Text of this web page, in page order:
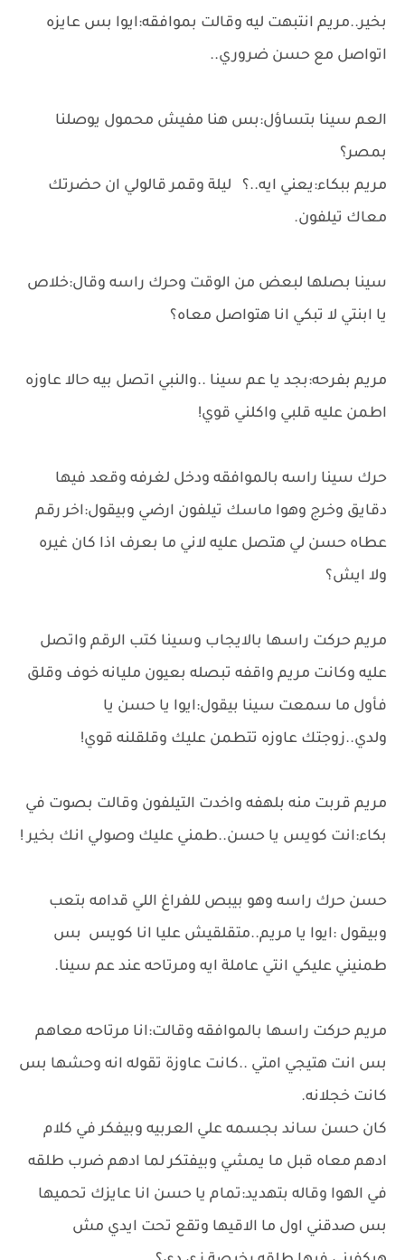
بخير..مريم انتبهت ليه وقالت بموافقه:ايوا بس عايزه
اتواصل مع حسن ضروري..
العم سينا بتساؤل:بس هنا مفيش محمول يوصلنا
بمصر؟
مريم ببكاء:يعني ايه..؟ ليلة وقمر قالولي ان حضرتك
معاك تيلفون.
سينا بصلها لبعض من الوقت وحرك راسه وقال:خلاص
يا ابنتي لا تبكي انا هتواصل معاه؟
مريم بفرحه:بجد يا عم سينا ..والنبي اتصل بيه حالا عاوزه
اطمن عليه قلبي واكلني قوي!
حرك سينا راسه بالموافقه ودخل لغرفه وقعد فيها
دقايق وخرج وهوا ماسك تيلفون ارضي وبيقول:اخر رقم
عطاه حسن لي هتصل عليه لاني ما بعرف اذا كان غيره
ولا ايش؟
مريم حركت راسها بالايجاب وسينا كتب الرقم واتصل
عليه وكانت مريم واقفه تبصله بعيون مليانه خوف وقلق
فأول ما سمعت سينا بيقول:ايوا يا حسن يا
ولدي..زوجتك عاوزه تتطمن عليك وقلقلنه قوي!
مريم قربت منه بلهفه واخدت التيلفون وقالت بصوت في
بكاء:انت كويس يا حسن..طمني عليك وصولي انك بخير !
حسن حرك راسه وهو بيبص للفراغ اللي قدامه بتعب
وبيقول :ايوا يا مريم..متقلقيش عليا انا كويس بس
طمنيني عليكي انتي عاملة ايه ومرتاحه عند عم سينا.
مريم حركت راسها بالموافقه وقالت:انا مرتاحه معاهم
بس انت هتيجي امتي ..كانت عاوزة تقوله انه وحشها بس
كانت خجلانه.
كان حسن ساند بجسمه علي العربيه وبيفكر في كلام
ادهم معاه قبل ما يمشي وبيفتكر لما ادهم ضرب طلقه
في الهوا وقاله بتهديد:تمام يا حسن انا عايزك تحميها
بس صدقني اول ما الاقيها وتقع تحت ايدي مش